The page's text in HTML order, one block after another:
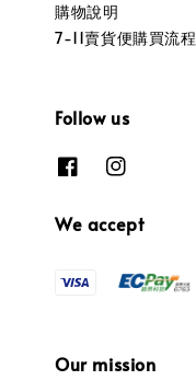
購物說明
7-11賣貨便購買流程
Follow us
We accept
Our mission